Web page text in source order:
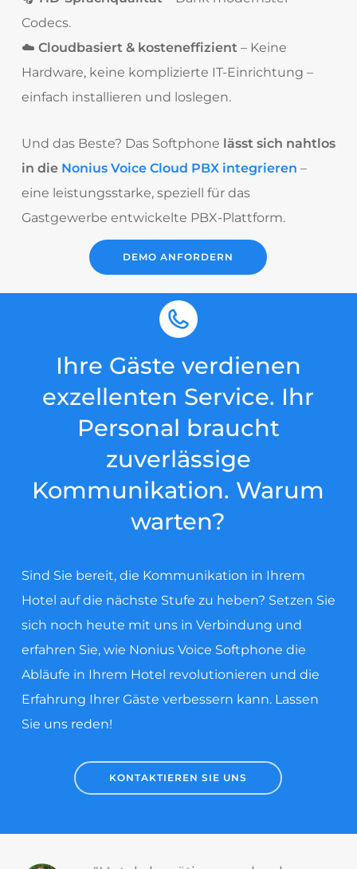
Codecs.
☁️ Cloudbasiert & kosteneffizient – Keine
Hardware, keine komplizierte IT-Einrichtung –
einfach installieren und loslegen.
Und das Beste? Das Softphone lässt sich nahtlos
in die Nonius Voice Cloud PBX integrieren –
eine leistungsstarke, speziell für das
Gastgewerbe entwickelte PBX-Plattform.
DEMO ANFORDERN
Ihre Gäste verdienen
exzellenten Service. Ihr
Personal braucht
zuverlässige
Kommunikation. Warum
warten?
Sind Sie bereit, die Kommunikation in Ihrem
Hotel auf die nächste Stufe zu heben? Setzen Sie
sich noch heute mit uns in Verbindung und
erfahren Sie, wie Nonius Voice Softphone die
Abläufe in Ihrem Hotel revolutionieren und die
Erfahrung Ihrer Gäste verbessern kann. Lassen
Sie uns reden!
KONTAKTIEREN SIE UNS